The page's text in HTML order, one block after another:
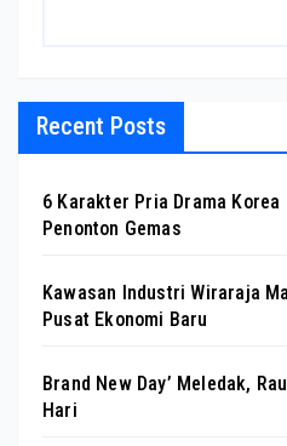
Recent Posts
6 Karakter Pria Drama
Penonton Gemas
Kawasan Industri Wiraraja
Pusat Ekonomi Baru
Brand New Day’ Meledak,
Hari